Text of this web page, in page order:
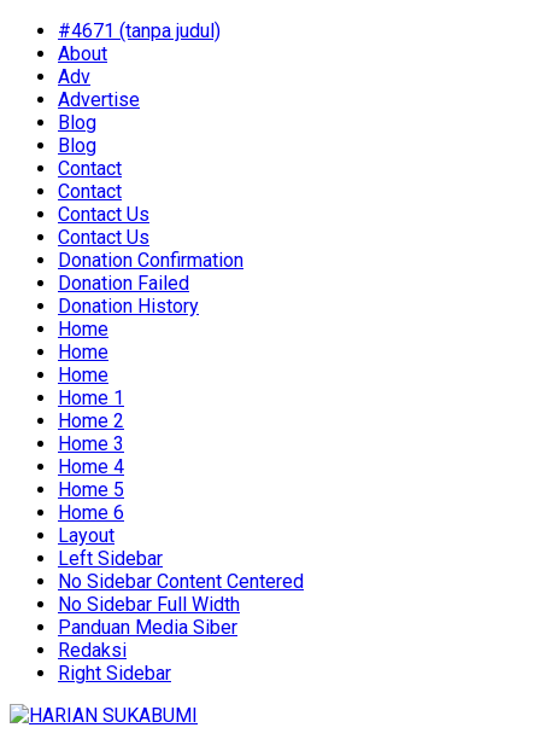
#4671 (tanpa judul)
About
Adv
Advertise
Blog
Blog
Contact
Contact
Contact Us
Contact Us
Donation Confirmation
Donation Failed
Donation History
Home
Home
Home
Home 1
Home 2
Home 3
Home 4
Home 5
Home 6
Layout
Left Sidebar
No Sidebar Content Centered
No Sidebar Full Width
Panduan Media Siber
Redaksi
Right Sidebar